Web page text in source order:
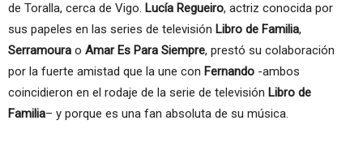
de Toralla, cerca de Vigo. Lucía Regueiro, actriz conocida por
sus papeles en las series de televisión Libro de Familia,
Serramoura o Amar Es Para Siempre, prestó su colaboración
por la fuerte amistad que la une con Fernando -ambos
coincidieron en el rodaje de la serie de televisión Libro de
Familia– y porque es una fan absoluta de su música.